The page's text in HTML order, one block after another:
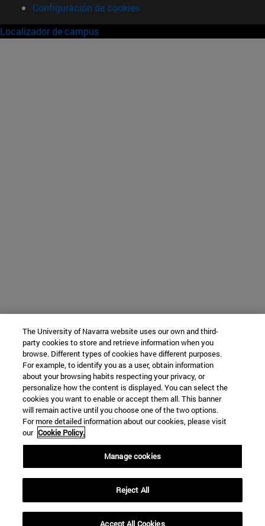
Configuración de cookies
Localizador de campus
The University of Navarra website uses our own and third-
party cookies to store and retrieve information when you
browse. Different types of cookies have different purposes.
For example, to identify you as a user, obtain information
about your browsing habits respecting your privacy, or
personalize how the content is displayed. You can select the
cookies you want to enable or accept them all. This banner
will remain active until you choose one of the two options.
For more detailed information about our cookies, please visit
our Cookie Policy.
Manage cookies
Reject All
Accept All Cookies